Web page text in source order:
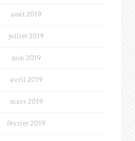
août 2019
juillet 2019
juin 2019
avril 2019
mars 2019
février 2019